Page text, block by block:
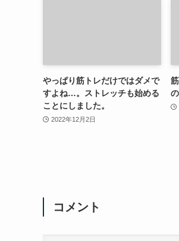
やっぱり筋トレだけではダメで
すよね…。ストレッチも始める
ことにしました。
2022年12月2日
コメント